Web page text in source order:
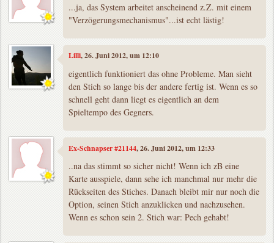
...ja, das System arbeitet anscheinend z.Z. mit einem
"Verzögerungsmechanismus"...ist echt lästig!
Lilli, 26. Juni 2012, um 12:10
eigentlich funktioniert das ohne Probleme. Man sieht
den Stich so lange bis der andere fertig ist. Wenn es so
schnell geht dann liegt es eigentlich an dem
Spieltempo des Gegners.
Ex-Schnapser #21144, 26. Juni 2012, um 12:33
..na das stimmt so sicher nicht! Wenn ich zB eine
Karte ausspiele, dann sehe ich manchmal nur mehr die
Rückseiten des Stiches. Danach bleibt mir nur noch die
Option, seinen Stich anzuklicken und nachzusehen.
Wenn es schon sein 2. Stich war: Pech gehabt!